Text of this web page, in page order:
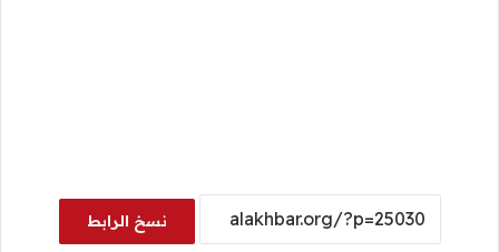
نسخ الرابط